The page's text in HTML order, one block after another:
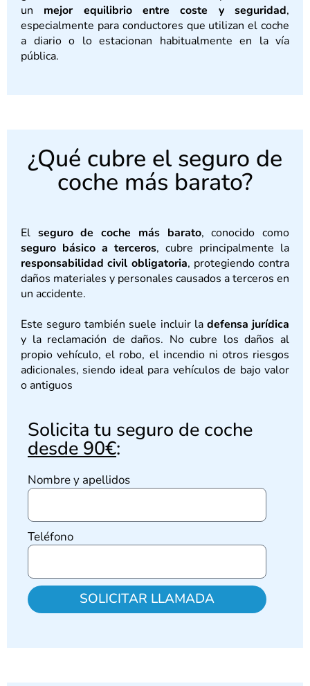
un mejor equilibrio entre coste y seguridad,
especialmente para conductores que utilizan el coche
a diario o lo estacionan habitualmente en la vía
pública.
¿Qué cubre el seguro de
coche más barato?
El seguro de coche más barato, conocido como
seguro básico a terceros, cubre principalmente la
responsabilidad civil obligatoria, protegiendo contra
daños materiales y personales causados a terceros en
un accidente.
Este seguro también suele incluir la defensa jurídica
y la reclamación de daños. No cubre los daños al
propio vehículo, el robo, el incendio ni otros riesgos
adicionales, siendo ideal para vehículos de bajo valor
o antiguos
Solicita tu seguro de coche
desde 90€:
Nombre y apellidos
Teléfono
SOLICITAR LLAMADA